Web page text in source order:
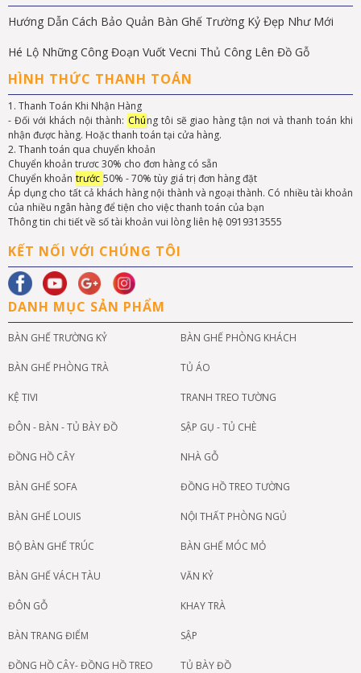
Hướng Dẫn Cách Bảo Quản Bàn Ghế Trường Kỷ Đẹp Như Mới
Hé Lộ Những Công Đoạn Vuốt Vecni Thủ Công Lên Đồ Gỗ
HÌNH THỨC THANH TOÁN
1. Thanh Toán Khi Nhận Hàng
- Đối với khách nội thành: Chúng tôi sẽ giao hàng tận nơi và thanh toán khi
nhận được hàng. Hoặc thanh toán tại cửa hàng.
2. Thanh toán qua chuyển khoản
Chuyển khoản trươc 30% cho đơn hàng có sẵn
Chuyển khoản trước 50% - 70% tùy giá trị đơn hàng đặt
Áp dụng cho tất cả khách hàng nội thành và ngoại thành. Có nhiều tài khoản
của nhiều ngân hàng để tiện cho việc thanh toán của bạn
Thông tin chi tiết về số tài khoản vui lòng liên hệ 0919313555
KẾT NỐI VỚI CHÚNG TÔI
DANH MỤC SẢN PHẨM
BÀN GHẾ TRƯỜNG KỶ BÀN GHẾ PHÒNG KHÁCH
BÀN GHẾ PHÒNG TRÀ TỦ ÁO
KỆ TIVI TRANH TREO TƯỜNG
ĐÔN - BÀN - TỦ BÀY ĐỒ SẬP GỤ - TỦ CHÈ
ĐỒNG HỒ CÂY NHÀ GỖ
BÀN GHẾ SOFA ĐỒNG HỒ TREO TƯỜNG
BÀN GHẾ LOUIS NỘI THẤT PHÒNG NGỦ
BỘ BÀN GHẾ TRÚC BÀN GHẾ MÓC MỎ
BÀN GHẾ VÁCH TÀU VĂN KỶ
ĐÔN GỖ KHAY TRÀ
BÀN TRANG ĐIỂM SẬP
ĐỒNG HỒ CÂY- ĐỒNG HỒ TREO
TỦ BÀY ĐỒ